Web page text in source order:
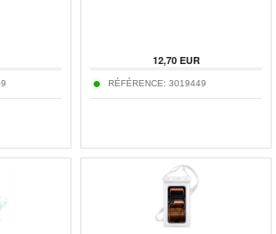
12,70EUR
RÉFÉRENCE: 3019449